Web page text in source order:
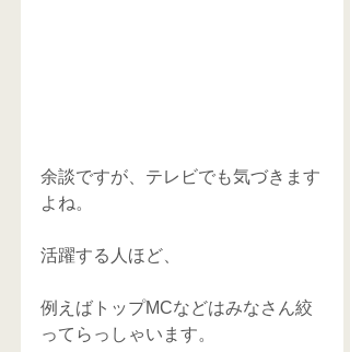
余談ですが、テレビでも気づきます
よね。
活躍する人ほど、
例えばトップMCなどはみなさん絞
ってらっしゃいます。